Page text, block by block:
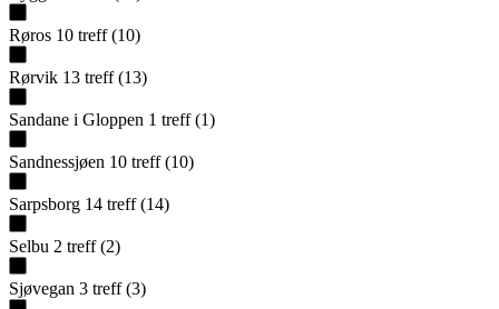
Røros 10 treff (10)
Rørvik 13 treff (13)
Sandane i Gloppen 1 treff (1)
Sandnessjøen 10 treff (10)
Sarpsborg 14 treff (14)
Selbu 2 treff (2)
Sjøvegan 3 treff (3)